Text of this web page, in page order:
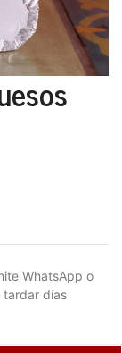
WhatsApp o
tardar días